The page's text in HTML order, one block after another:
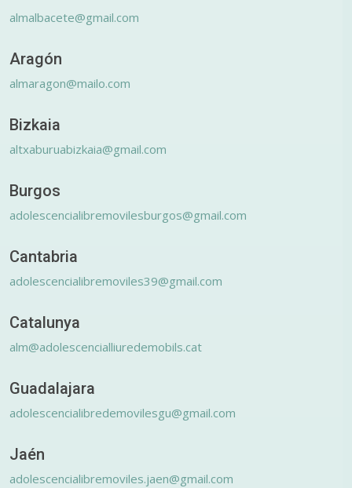
almalbacete@gmail.com
Aragón
almaragon@mailo.com
Bizkaia
altxaburuabizkaia@gmail.com
Burgos
adolescencialibremovilesburgos@gmail.com
Cantabria
adolescencialibremoviles39@gmail.com
Catalunya
alm@adolescencialliuredemobils.cat
Guadalajara
adolescencialibredemovilesgu@gmail.com
Jaén
adolescencialibremoviles.jaen@gmail.com